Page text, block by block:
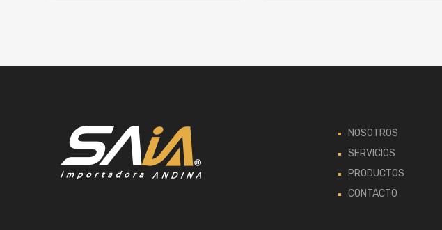
NOSOTROS
SERVICIOS
PRODUCTOS
CONTACTO